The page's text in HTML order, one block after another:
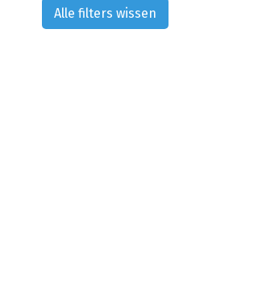
Alle filters wissen